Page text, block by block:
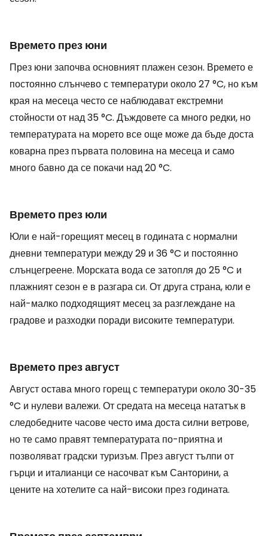
Времето през юни
През юни започва основният плажен сезон. Времето е
постоянно слънчево с температури около 27 °C, но към
края на месеца често се наблюдават екстремни
стойности от над 35 °C. Дъждовете са много редки, но
температурата на морето все още може да бъде доста
коварна през първата половина на месеца и само
много бавно да се покачи над 20 °C.
Времето през юли
Юли е най-горещият месец в годината с нормални
дневни температури между 29 и 36 °C и постоянно
слънцегреене. Морската вода се затопля до 25 °C и
плажният сезон е в разгара си. От друга страна, юли е
най-малко подходящият месец за разглеждане на
градове и разходки поради високите температури.
Времето през август
Август остава много горещ с температури около 30-35
°C и нулеви валежи. От средата на месеца нататък в
следобедните часове често има доста силни ветрове,
но те само правят температурата по-приятна и
позволяват градски туризъм. През август тълпи от
гърци и италианци се насочват към Санторини, а
цените на хотелите са най-високи през годината.